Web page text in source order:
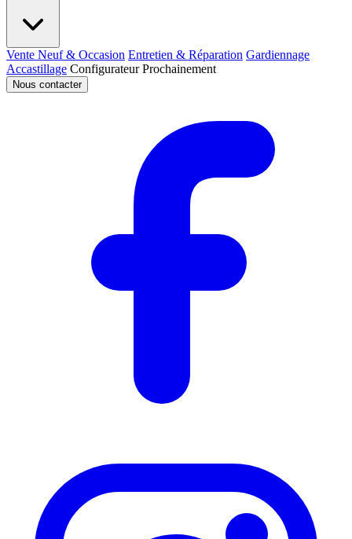
Vente Neuf & Occasion Entretien & Réparation Gardiennage
Accastillage ConfigurateurProchainement
Nous contacter